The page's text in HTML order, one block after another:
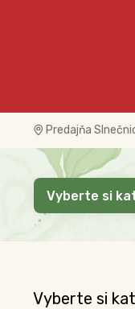
Predajňa
Vyberte si
Vyberte si